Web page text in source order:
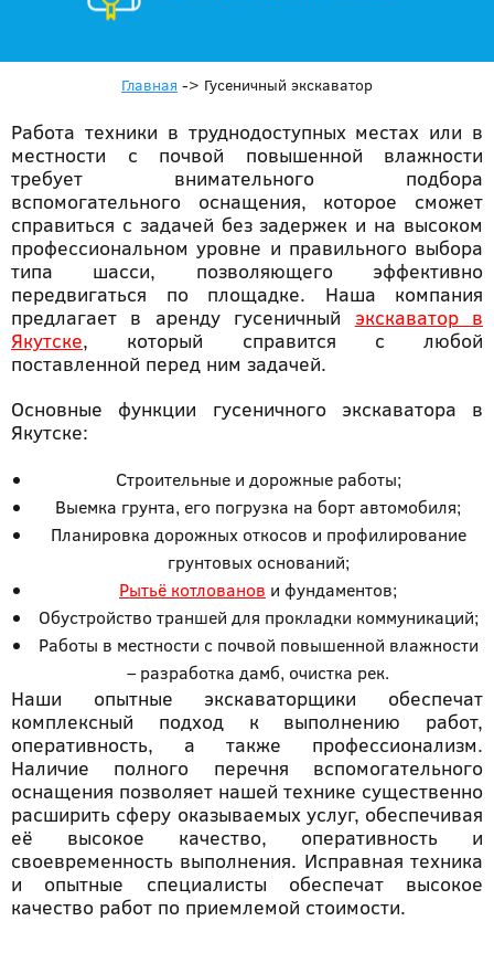
Главная -> Гусеничный экскаватор
Работа техники в труднодоступных местах или в
местности с почвой повышенной влажности
требует внимательного подбора
вспомогательного оснащения, которое сможет
справиться с задачей без задержек и на высоком
профессиональном уровне и правильного выбора
типа шасси, позволяющего эффективно
передвигаться по площадке. Наша компания
предлагает в аренду гусеничный экскаватор в
Якутске, который справится с любой
поставленной перед ним задачей.
Основные функции гусеничного экскаватора в
Якутске:
Строительные и дорожные работы;
Выемка грунта, его погрузка на борт автомобиля;
Планировка дорожных откосов и профилирование
грунтовых оснований;
Рытьё котлованов и фундаментов;
Обустройство траншей для прокладки коммуникаций;
Работы в местности с почвой повышенной влажности
– разработка дамб, очистка рек.
Наши опытные экскаваторщики обеспечат
комплексный подход к выполнению работ,
оперативность, а также профессионализм.
Наличие полного перечня вспомогательного
оснащения позволяет нашей технике существенно
расширить сферу оказываемых услуг, обеспечивая
её высокое качество, оперативность и
своевременность выполнения. Исправная техника
и опытные специалисты обеспечат высокое
качество работ по приемлемой стоимости.